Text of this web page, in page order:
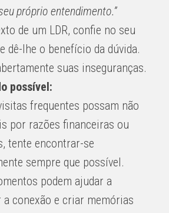
próprio entendimento.”
de um LDR, confie no seu
dê-lhe o benefício da dúvida.
suas inseguranças.
possível:
frequentes possam não
​​por razões financeiras ou
tente encontrar-se
sempre que possível.
podem ajudar a
a conexão e criar memórias